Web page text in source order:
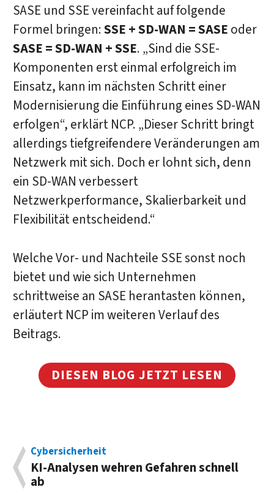
SASE und SSE vereinfacht auf folgende
Formel bringen:SSE + SD-WAN = SASE oder
SASE = SD-WAN + SSE. „Sind die SSE-
Komponenten erst einmal erfolgreich im
Einsatz, kann im nächsten Schritt einer
Modernisierung die Einführung eines SD-WAN
erfolgen“, erklärt NCP. „Dieser Schritt bringt
allerdings tiefgreifendere Veränderungen am
Netzwerk mit sich. Doch er lohnt sich, denn
ein SD-WAN verbessert
Netzwerkperformance, Skalierbarkeit und
Flexibilität entscheidend.“
Welche Vor- und Nachteile SSE sonst noch
bietet und wie sich Unternehmen
schrittweise an SASE herantasten können,
erläutert NCP im weiteren Verlauf des
Beitrags.
DIESEN BLOG JETZT LESEN
Cybersicherheit
KI-Analysen wehren Gefahren schnell
ab